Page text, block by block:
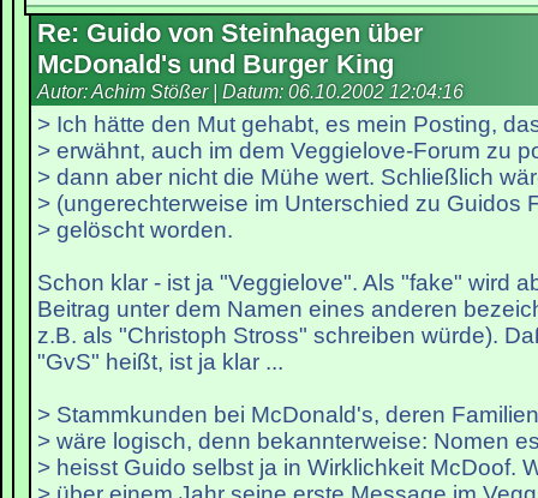
Re: Guido von Steinhagen über
McDonald's und Burger King
Autor: Achim Stößer | Datum: 06.10.2002 12:04:16
> Ich hätte den Mut gehabt, es mein Posting,
> erwähnt, auch im dem Veggielove-Forum zu
> dann aber nicht die Mühe wert. Schließlich
> (ungerechterweise im Unterschied zu Guidos
> gelöscht worden.
Schon klar - ist ja "Veggielove". Als "fake" wird
Beitrag unter dem Namen eines anderen
z.B. als "Christoph Stross" schreiben würde).
"GvS" heißt, ist ja klar ...
> Stammkunden bei McDonald's, deren
> wäre logisch, denn bekannterweise: Nomen
> heisst Guido selbst ja in Wirklichkeit McDoof.